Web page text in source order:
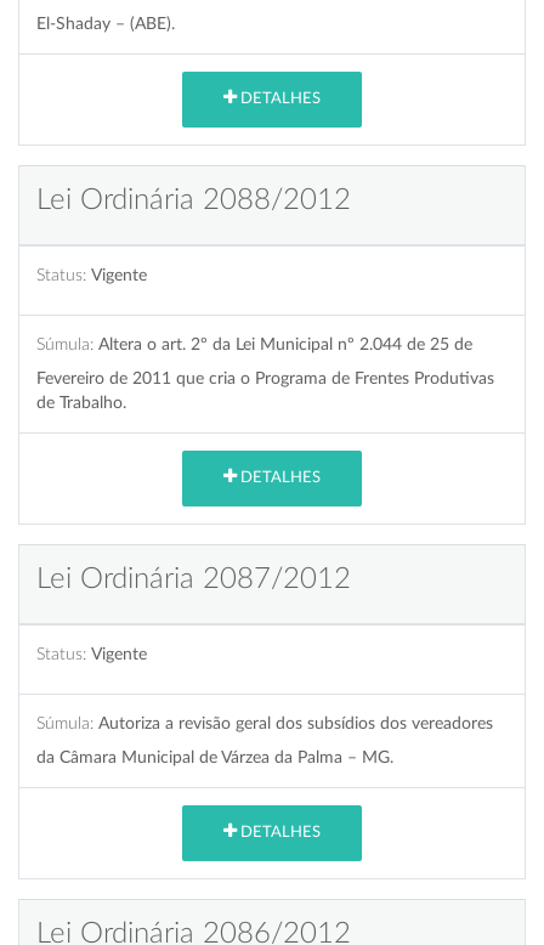
El-Shaday – (ABE).
DETALHES
Lei Ordinária 2088/2012
Status: Vigente
Súmula: Altera o art. 2º da Lei Municipal nº 2.044 de 25 de
Fevereiro de 2011 que cria o Programa de Frentes Produtivas
de Trabalho.
DETALHES
Lei Ordinária 2087/2012
Status: Vigente
Súmula: Autoriza a revisão geral dos subsídios dos vereadores
da Câmara Municipal de Várzea da Palma – MG.
DETALHES
Lei Ordinária 2086/2012